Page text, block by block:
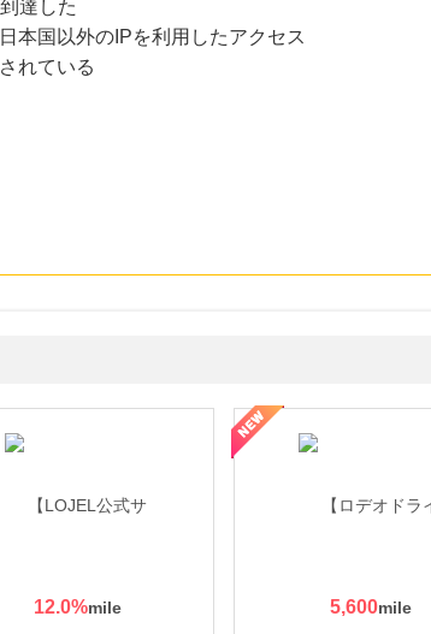
達した
本国以外のIPを利用したアクセス
れている
12.0% 5,600
の無料査定
しくをテーマにした商品で女性の美を応援しています